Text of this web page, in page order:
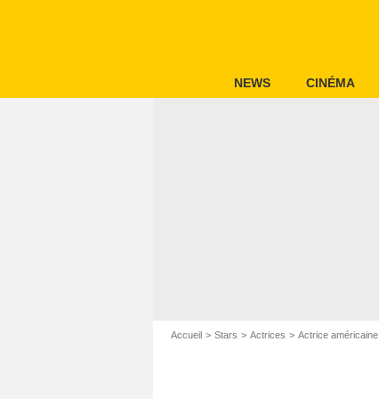
NEWS CINÉMA
Accueil Stars Actrices Actrice américaine